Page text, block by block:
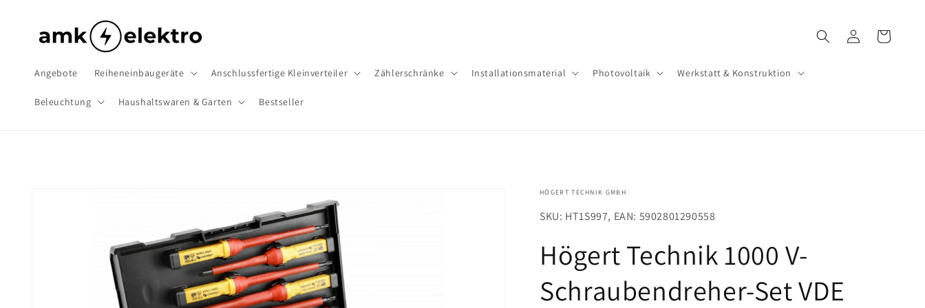
Angebote Reiheneinbaugeräte Anschlussfertige Kleinverteiler Zäh­ler­schrän­ke Installationsmaterial Photovoltaik Werkstatt & Konstruktion
Beleuchtung Haushaltswaren & Garten Bestseller
EinloggenWarenkorb
HÖGERT TECHNIK GMBH
SKU: HT1S997, EAN: 5902801290558
Högert Technik 1000 V-
Schraubendreher-Set VDE